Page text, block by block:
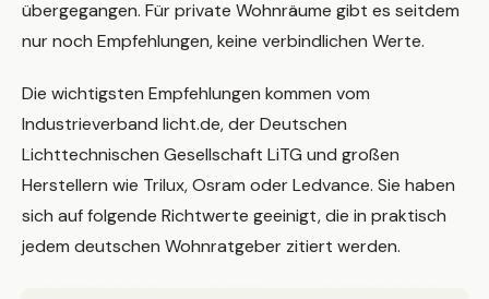
übergegangen. Für private Wohnräume gibt es seitdem
nur noch Empfehlungen, keine verbindlichen Werte.
Die wichtigsten Empfehlungen kommen vom
Industrieverband licht.de, der Deutschen
Lichttechnischen Gesellschaft LiTG und großen
Herstellern wie Trilux, Osram oder Ledvance. Sie haben
sich auf folgende Richtwerte geeinigt, die in praktisch
jedem deutschen Wohnratgeber zitiert werden.